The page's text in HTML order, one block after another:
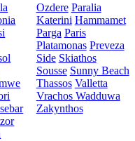
Ozdere Paralia
Katerini Hammamet
Parga Paris
Platamonas Preveza
Side Skiathos
Sousse Sunny Beach
Thassos Valletta
Vrachos Wadduwa
Zakynthos